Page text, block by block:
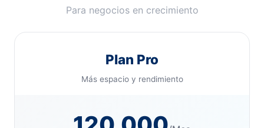
Para negocios en crecimiento
Plan Pro
Más espacio y rendimiento